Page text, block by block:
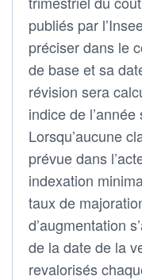
publiés par
préciser dans le
de base et sa
révision sera
indice de
Lorsqu’aucune
prévue dans
indexation
taux de
d’augmentation
de la date de la
revalorisés